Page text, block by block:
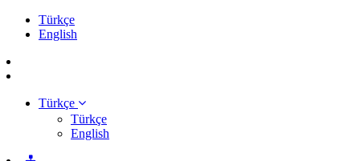
Türkçe
English
Türkçe
Türkçe
English